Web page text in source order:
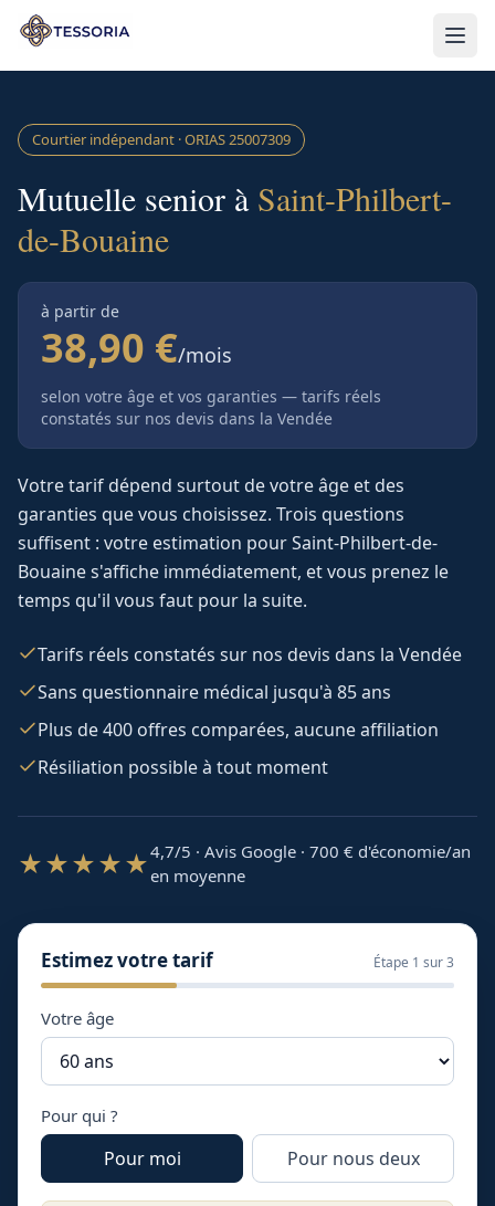
Aller au contenu principal
Courtier indépendant · ORIAS25007309
Mutuelle senior à Saint-Philbert-
de-Bouaine
à partir de
38,90 €/mois
selon votre âge et vos garanties — tarifs réels
constatés sur nos devis dans la Vendée
Votre tarif dépend surtout de votre âge et des
garanties que vous choisissez. Trois questions
suffisent : votre estimation pourSaint-Philbert-de-
Bouaines'affiche immédiatement, et vous prenez le
temps qu'il vous faut pour la suite.
Tarifs réels constatés sur nos devis dans la Vendée
Sans questionnaire médical jusqu'à 85 ans
Plus de 400 offres comparées, aucune affiliation
Résiliation possible à tout moment
★★★★★4,7/5 · Avis Google · 700 € d'économie/an
en moyenne
Estimez votre tarif Étape 1 sur 3
Votre âge
Pour qui ?
Pour moi Pour nous deux